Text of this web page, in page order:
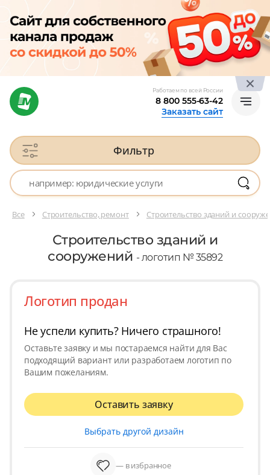
Работаем по всей России
8 800 555-63-42
Заказать сайт
Фильтр
Все Строительство, ремонт Строительство зданий и
Строительство зданий и
сооружений - логотип № 35892
Логотип продан
Не успели купить? Ничего страшного!
Оставьте заявку и мы постараемся найти для Вас
подходящий вариант или разработаем логотип по
Вашим пожеланиям.
Оставить заявку
Выбрать другой дизайн
— в избранное